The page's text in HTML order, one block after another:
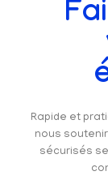
Rapide et
nous
sécurisés